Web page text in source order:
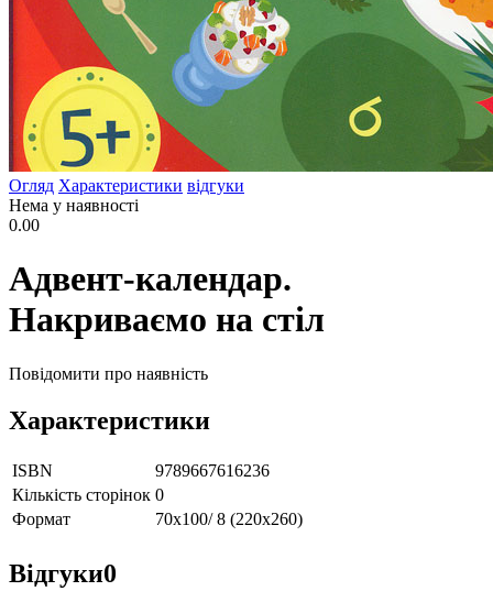
Огляд Характеристики відгуки
Нема у наявності
0.00
Адвент-календар.
Накриваємо на стіл
Повідомити про наявність
Характеристики
ISBN
9789667616236
Кількість сторінок 0
Формат
70х100/ 8 (220х260)
Відгуки0